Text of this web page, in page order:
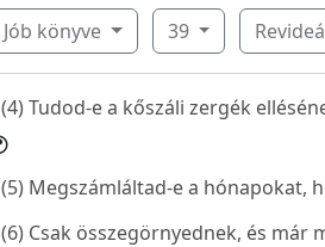
Jób könyve 39
(4) Tudod-e a kőszáli zergék
(5) Megszámláltad-e a hónapokat,
(6) Csak összegörnyednek, és